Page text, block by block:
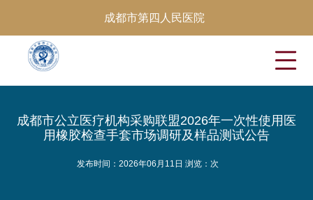
成都市第四人民医院
成都市公立医疗机构采购联盟2026年一次性使用医
用橡胶检查手套市场调研及样品测试公告
发布时间：2026年06月11日 浏览： 次